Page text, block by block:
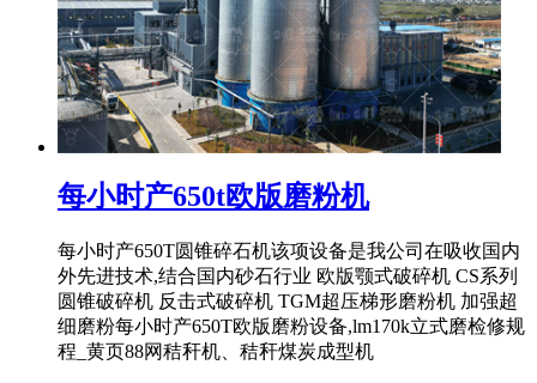
每小时产650t欧版磨粉机
每小时产650T圆锥碎石机该项设备是我公司在吸收国内
外先进技术,结合国内砂石行业 欧版颚式破碎机 CS系列
圆锥破碎机 反击式破碎机 TGM超压梯形磨粉机 加强超
细磨粉每小时产650T欧版磨粉设备,lm170k立式磨检修规
程_黄页88网秸秆机、秸秆煤炭成型机